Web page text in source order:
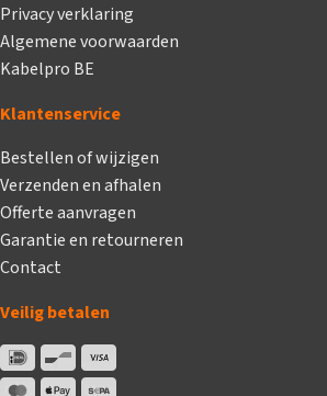
Privacy verklaring
Algemene voorwaarden
Kabelpro BE
Klantenservice
Bestellen of wijzigen
Verzenden en afhalen
Offerte aanvragen
Garantie en retourneren
Contact
Veilig betalen